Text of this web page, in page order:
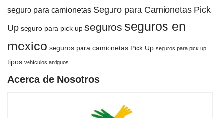
seguro para camionetas Seguro para Camionetas Pick
Up seguro para pick up seguros seguros en
mexico seguros para camionetas Pick Up seguros para pick up
tipos vehículos antiguos
Acerca de Nosotros